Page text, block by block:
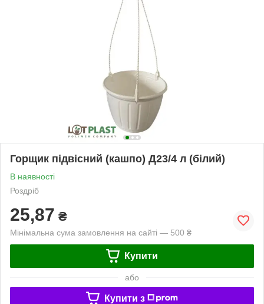
Горщик підвісний (кашпо) Д23/4 л (білий)
В наявності
Роздріб
25,87 ₴
Мінімальна сума замовлення на сайті — 500 ₴
Купити
або
Купити з